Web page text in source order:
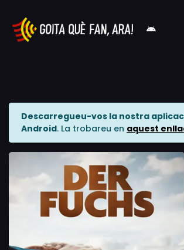
Descarregueu-vos la nostra
Android. La trobareu en aquest